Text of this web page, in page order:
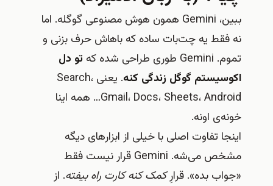
ببین، Gemini همون هوش مصنوعی گوگله. اما
نه فقط یه چت‌بات ساده که باهاش حرف بزنی و
تموم. Gemini طوری طراحی شده که
تو دل
اکوسیستم گوگل زندگی کنه
. یعنی Search،
Gmail، Docs، Sheets، Android… همه اینا
خونه‌ی اونه.
اینجا تفاوت اصلی با خیلی از ابزارهای دیگه
مشخص می‌شه. Gemini قرار نیست فقط
«جواب بده». قرارِکمک کنه کارت راه بیفته. از